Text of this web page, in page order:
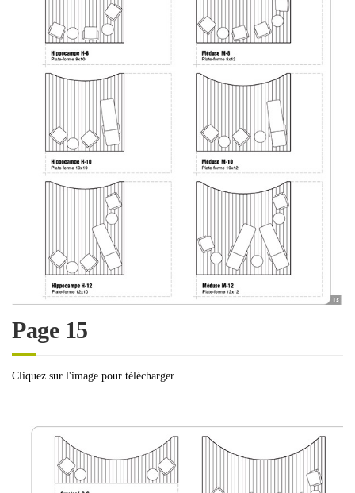
Page 15
Cliquez sur l'image pour télécharger.